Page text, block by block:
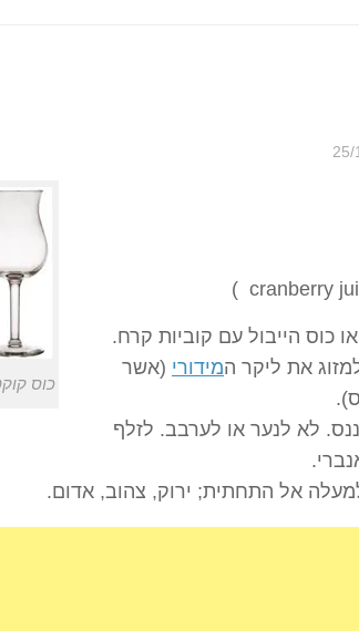
25/
כוס
כוס הייבול עם קוביות קרח.
את ליקר המידורי (אשר
לא לנער או לערבב. לזלף
אל התחתית; ירוק, צהוב, אדום.